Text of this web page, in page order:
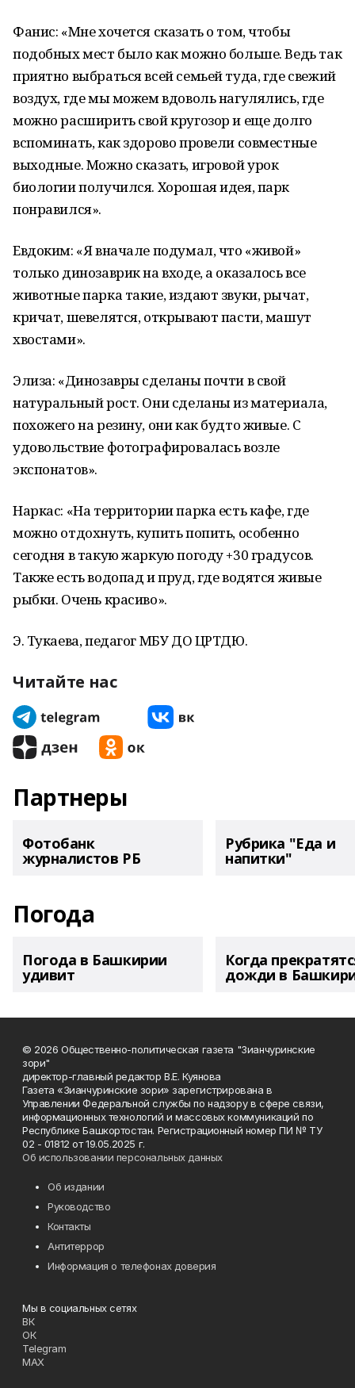
Фанис: «Мне хочется сказать о том, чтобы
подобных мест было как можно больше. Ведь так
приятно выбраться всей семьей туда, где свежий
воздух, где мы можем вдоволь нагулялись, где
можно расширить свой кругозор и еще долго
вспоминать, как здорово провели совместные
выходные. Можно сказать, игровой урок
биологии получился. Хорошая идея, парк
понравился».
Евдоким: «Я вначале подумал, что «живой»
только динозаврик на входе, а оказалось все
животные парка такие, издают звуки, рычат,
кричат, шевелятся, открывают пасти, машут
хвостами».
Элиза: «Динозавры сделаны почти в свой
натуральный рост. Они сделаны из материала,
похожего на резину, они как будто живые. С
удовольствие фотографировалась возле
экспонатов».
Наркас: «На территории парка есть кафе, где
можно отдохнуть, купить попить, особенно
сегодня в такую жаркую погоду +30 градусов.
Также есть водопад и пруд, где водятся живые
рыбки. Очень красиво».
Э. Тукаева, педагог МБУ ДО ЦРТДЮ.
Читайте нас
Партнеры
Фотобанк
журналистов РБ
Рубрика "Еда и
напитки"
Погода
Погода в Башкирии
удивит
Когда
дожди в
© 2026 Общественно-политическая газета "Зианчуринские
зори"
директор-главный редактор В.Е. Куянова
Газета «Зианчуринские зори» зарегистрирована в
Управлении Федеральной службы по надзору в сфере связи,
информационных технологий и массовых коммуникаций по
Республике Башкортостан. Регистрационный номер ПИ № ТУ
02 - 01812 от 19.05.2025 г.
Об использовании персональных данных
Об издании
Руководство
Контакты
Антитеррор
Информация о телефонах доверия
Мы в социальных сетях
ВК
ОК
Telegram
MAX